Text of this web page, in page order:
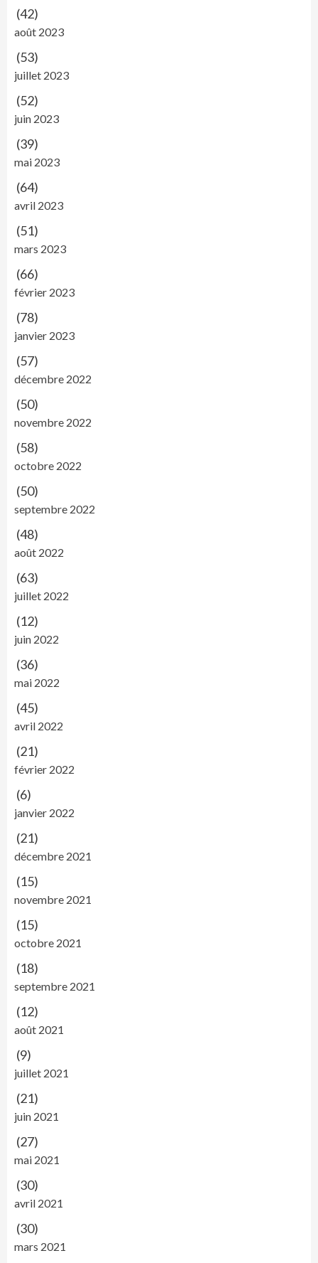
(42)
août 2023
(53)
juillet 2023
(52)
juin 2023
(39)
mai 2023
(64)
avril 2023
(51)
mars 2023
(66)
février 2023
(78)
janvier 2023
(57)
décembre 2022
(50)
novembre 2022
(58)
octobre 2022
(50)
septembre 2022
(48)
août 2022
(63)
juillet 2022
(12)
juin 2022
(36)
mai 2022
(45)
avril 2022
(21)
février 2022
(6)
janvier 2022
(21)
décembre 2021
(15)
novembre 2021
(15)
octobre 2021
(18)
septembre 2021
(12)
août 2021
(9)
juillet 2021
(21)
juin 2021
(27)
mai 2021
(30)
avril 2021
(30)
mars 2021